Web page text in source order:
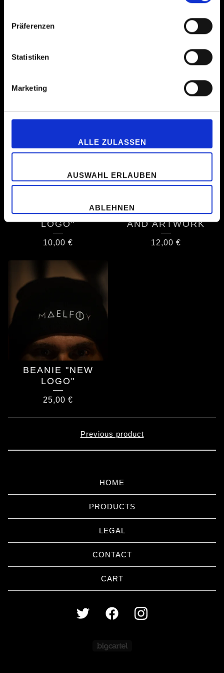
Präferenzen
Statistiken
Marketing
ALLE ZULASSEN
AUSWAHL ERLAUBEN
ABLEHNEN
RELATED PRODUCTS
PATCH "NEW
LOGO"
10,00 €
TOTE BAG LOGO
AND ARTWORK
12,00 €
BEANIE "NEW
LOGO"
25,00 €
Previous product
HOME
PRODUCTS
LEGAL
CONTACT
CART